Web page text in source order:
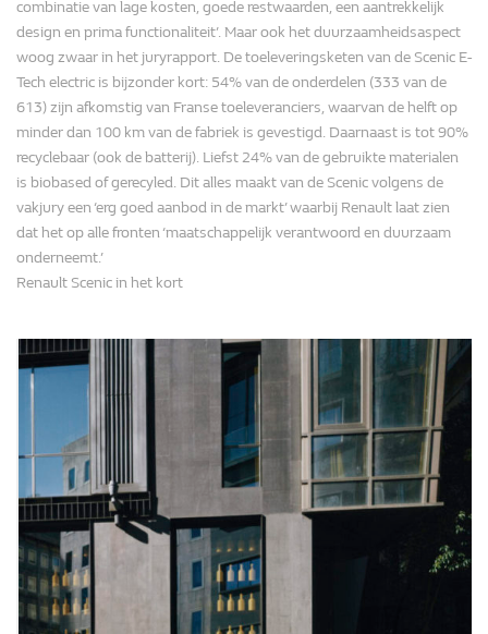
combinatie van lage kosten, goede restwaarden, een aantrekkelijk
design en prima functionaliteit’. Maar ook het duurzaamheidsaspect
woog zwaar in het juryrapport. De toeleveringsketen van de Scenic E-
Tech electric is bijzonder kort: 54% van de onderdelen (333 van de
613) zijn afkomstig van Franse toeleveranciers, waarvan de helft op
minder dan 100 km van de fabriek is gevestigd. Daarnaast is tot 90%
recyclebaar (ook de batterij). Liefst 24% van de gebruikte materialen
is biobased of gerecyled. Dit alles maakt van de Scenic volgens de
vakjury een ‘erg goed aanbod in de markt’ waarbij Renault laat zien
dat het op alle fronten ‘maatschappelijk verantwoord en duurzaam
onderneemt.’
Renault Scenic in het kort